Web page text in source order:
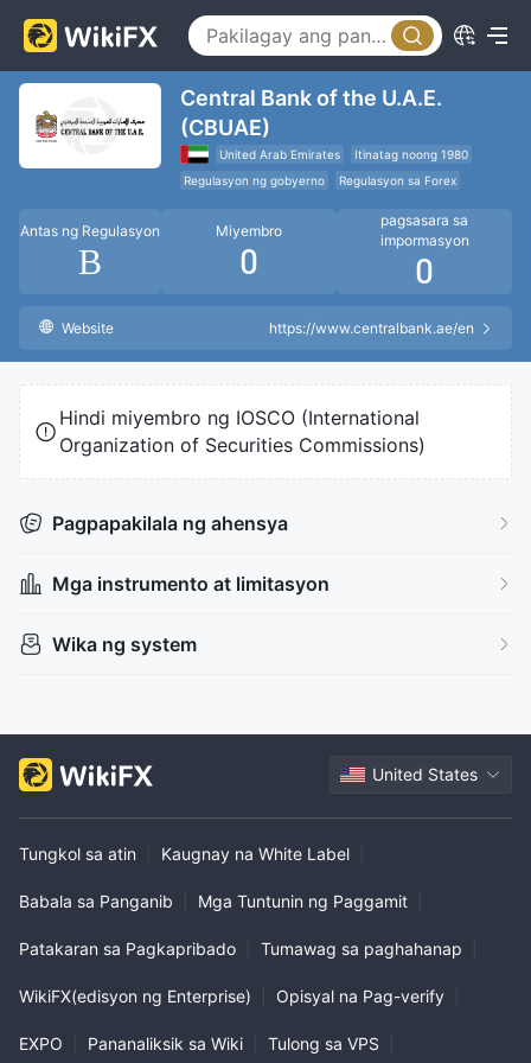
Central Bank of the U.A.E.
(CBUAE)
United Arab Emirates
Itinatag noong 1980
Regulasyon ng gobyerno
Regulasyon sa Forex
Antas ng Regulasyon
B
Miyembro
0
pagsasara sa
impormasyon
0
Website https://www.centralbank.ae/en
Hindi miyembro ng IOSCO (International
Organization of Securities Commissions)
Pagpapakilala ng ahensya
Mga instrumento at limitasyon
Wika ng system
United States
Tungkol sa atin Kaugnay na White Label
Babala sa Panganib Mga Tuntunin ng Paggamit
Patakaran sa Pagkapribado Tumawag sa paghahanap
WikiFX(edisyon ng Enterprise) Opisyal na Pag-verify
EXPO Pananaliksik sa Wiki Tulong sa VPS